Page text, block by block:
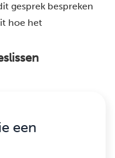
gesprek bespreken
hoe het
een